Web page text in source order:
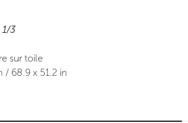
1/3
sur toile
/ 68.9 x 51.2 in